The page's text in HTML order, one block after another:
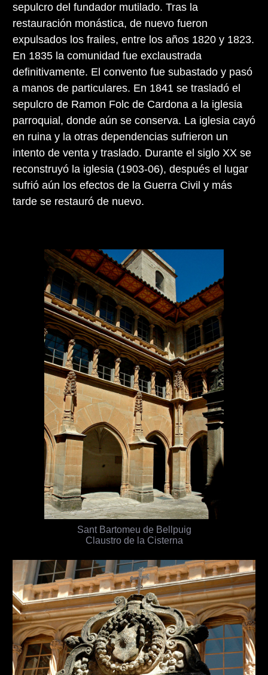
sepulcro del fundador mutilado. Tras la
restauración monástica, de nuevo fueron
expulsados los frailes, entre los años 1820 y 1823.
En 1835 la comunidad fue exclaustrada
definitivamente. El convento fue subastado y pasó
a manos de particulares. En 1841 se trasladó el
sepulcro de Ramon Folc de Cardona a la iglesia
parroquial, donde aún se conserva. La iglesia cayó
en ruina y la otras dependencias sufrieron un
intento de venta y traslado. Durante el siglo XX se
reconstruyó la iglesia (1903-06), después el lugar
sufrió aún los efectos de la Guerra Civil y más
tarde se restauró de nuevo.
Sant Bartomeu de Bellpuig
Claustro de la Cisterna